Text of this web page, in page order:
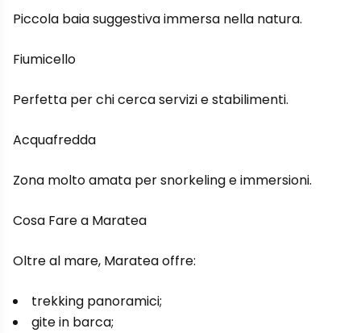
Piccola baia suggestiva immersa nella natura.
Fiumicello
Perfetta per chi cerca servizi e stabilimenti.
Acquafredda
Zona molto amata per snorkeling e immersioni.
Cosa Fare a Maratea
Oltre al mare, Maratea offre:
trekking panoramici;
gite in barca;